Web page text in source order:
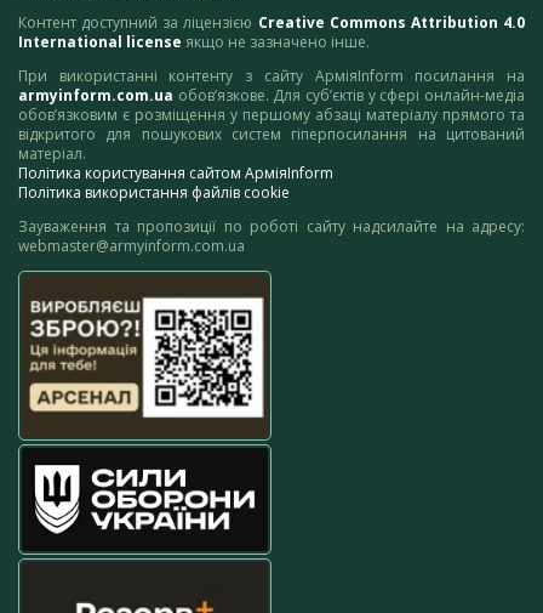
Контент доступний за ліцензією Creative Commons Attribution 4.0
International license якщо не зазначено інше.
При використанні контенту з сайту АрміяInform посилання на
armyinform.com.ua обов’язкове. Для суб’єктів у сфері онлайн-медіа
обов’язковим є розміщення у першому абзаці матеріалу прямого та
відкритого для пошукових систем гіперпосилання на цитований
матеріал.
Політика користування сайтом АрміяInform
Політика використання файлів cookie
Зауваження та пропозиції по роботі сайту надсилайте на адресу:
webmaster@armyinform.com.ua